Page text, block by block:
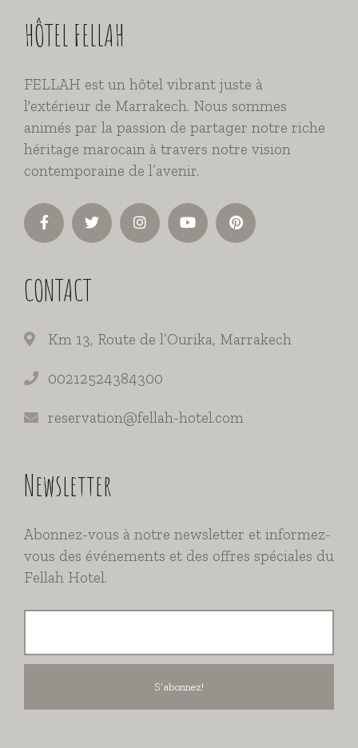
HÔTEL FELLAH
FELLAH est un hôtel vibrant juste à
l'extérieur de Marrakech. Nous sommes
animés par la passion de partager notre riche
héritage marocain à travers notre vision
contemporaine de l’avenir.
CONTACT
Km 13, Route de l’Ourika, Marrakech
00212524384300
reservation@fellah-hotel.com
Newsletter
Abonnez-vous à notre newsletter et informez-
vous des événements et des offres spéciales du
Fellah Hotel.